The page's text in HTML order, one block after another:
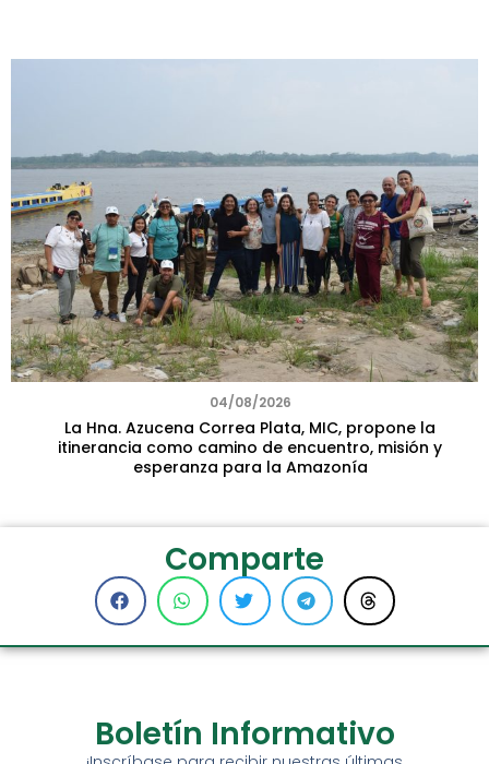
04/08/2026
La Hna. Azucena Correa Plata, MIC, propone la
itinerancia como camino de encuentro, misión y
esperanza para la Amazonía
Comparte
Boletín Informativo